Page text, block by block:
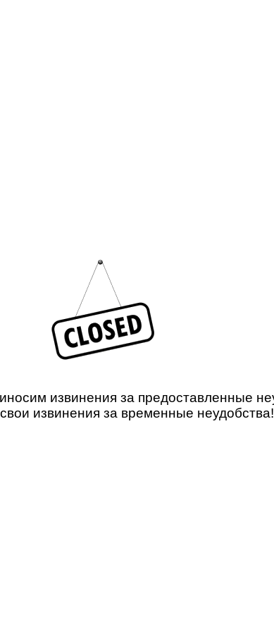
извинения за предоставленные
извинения за временные неудобства!